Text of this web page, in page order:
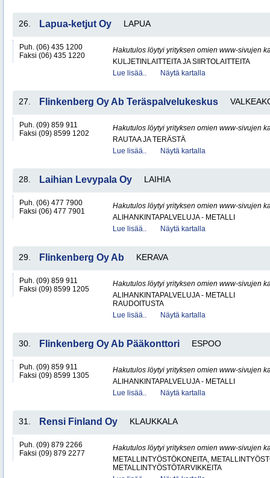
26. Lapua-ketjut Oy LAPUA
Puh. (06) 435 1200
Faksi (06) 435 1220
Hakutulos löytyi yrityksen omien www-sivujen
KULJETINLAITTEITA JA SIIRTOLAITTEITA
Lue lisää..
Näytä kartalla
27. Flinkenberg Oy Ab Teräspalvelukeskus
Puh. (09) 859 911
Faksi (09) 8599 1202
Hakutulos löytyi yrityksen omien www-sivujen
RAUTAA JA TERÄSTÄ
Lue lisää..
Näytä kartalla
28. Laihian Levypala Oy LAIHIA
Puh. (06) 477 7900
Faksi (06) 477 7901
Hakutulos löytyi yrityksen omien www-sivujen
ALIHANKINTAPALVELUJA - METALLI
Lue lisää..
Näytä kartalla
29. Flinkenberg Oy Ab KERAVA
Puh. (09) 859 911
Faksi (09) 8599 1205
Hakutulos löytyi yrityksen omien www-sivujen
ALIHANKINTAPALVELUJA - METALLI
RAUDOITUSTA
Lue lisää..
Näytä kartalla
30. Flinkenberg Oy Ab Pääkonttori ESPOO
Puh. (09) 859 911
Faksi (09) 8599 1305
Hakutulos löytyi yrityksen omien www-sivujen
ALIHANKINTAPALVELUJA - METALLI
Lue lisää..
Näytä kartalla
31. Rensi Finland Oy KLAUKKALA
Puh. (09) 879 2266
Faksi (09) 879 2277
Hakutulos löytyi yrityksen omien www-sivujen
METALLINTYÖSTÖKONEITA,
METALLINTYÖSTÖTARVIKKEITA